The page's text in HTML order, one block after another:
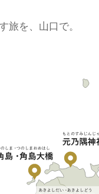
旅を、山口で。